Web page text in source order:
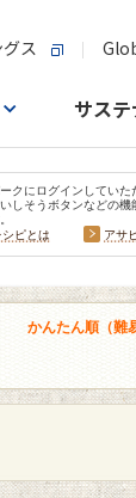
ス
サス
クにログインしていた
しそうボタンなどの機
ピとは
アサ
かんたん順（難